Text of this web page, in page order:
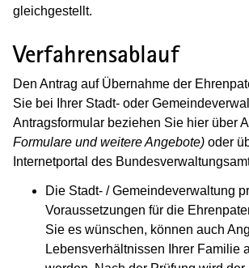
gleichgestellt.
Verfahrensablauf
Den Antrag auf Übernahme der
Sie bei Ihrer Stadt- oder
Antragsformular beziehen Sie hier über
Formulare und weitere Angebote) oder
Internetportal des
Die Stadt- / Gemeindeverwaltung
Voraussetzungen für die
Sie es wünschen, können auch
Lebensverhältnissen Ihrer Familie